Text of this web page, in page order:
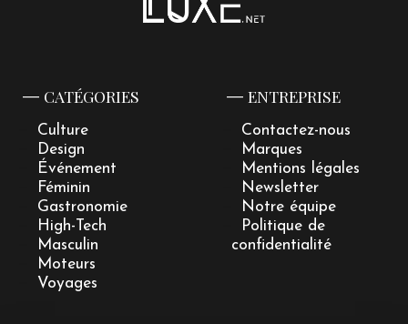
CATÉGORIES
Culture
Design
Événement
Féminin
Gastronomie
High-Tech
Masculin
Moteurs
Voyages
ENTREPRISE
Contactez-nous
Marques
Mentions légales
Newsletter
Notre équipe
Politique de
confidentialité